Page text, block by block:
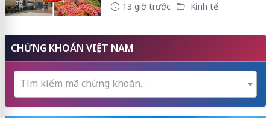
13 giờ trước Kinh tế
CHỨNG KHOÁN VIỆT NAM
Tìm kiếm mã chứng khoán...